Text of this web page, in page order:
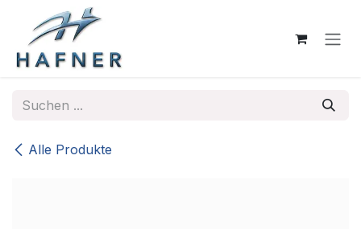
Zum Inhalt springen
Alle Produkte